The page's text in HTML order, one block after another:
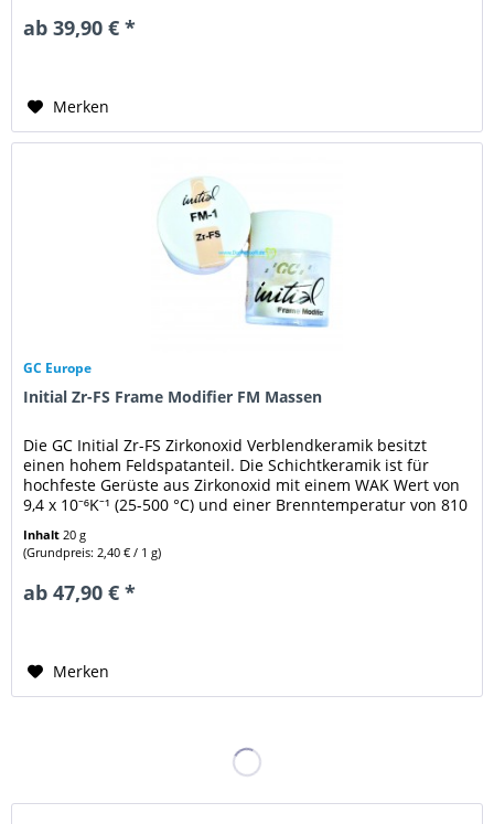
ab 39,90 € *
Merken
GC Europe
Initial Zr-FS Frame Modifier FM Massen
Die GC Initial Zr-FS Zirkonoxid Verblendkeramik besitzt
einen hohem Feldspatanteil. Die Schichtkeramik ist für
hochfeste Gerüste aus Zirkonoxid mit einem WAK Wert von
9,4 x 10⁻⁶K⁻¹ (25-500 °C) und einer Brenntemperatur von 810
Inhalt20 g
(Grundpreis: 2,40 € / 1 g)
ab 47,90 € *
Merken